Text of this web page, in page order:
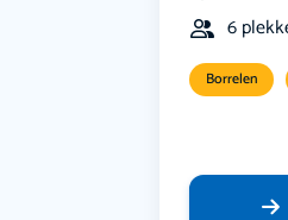
6
Borrelen